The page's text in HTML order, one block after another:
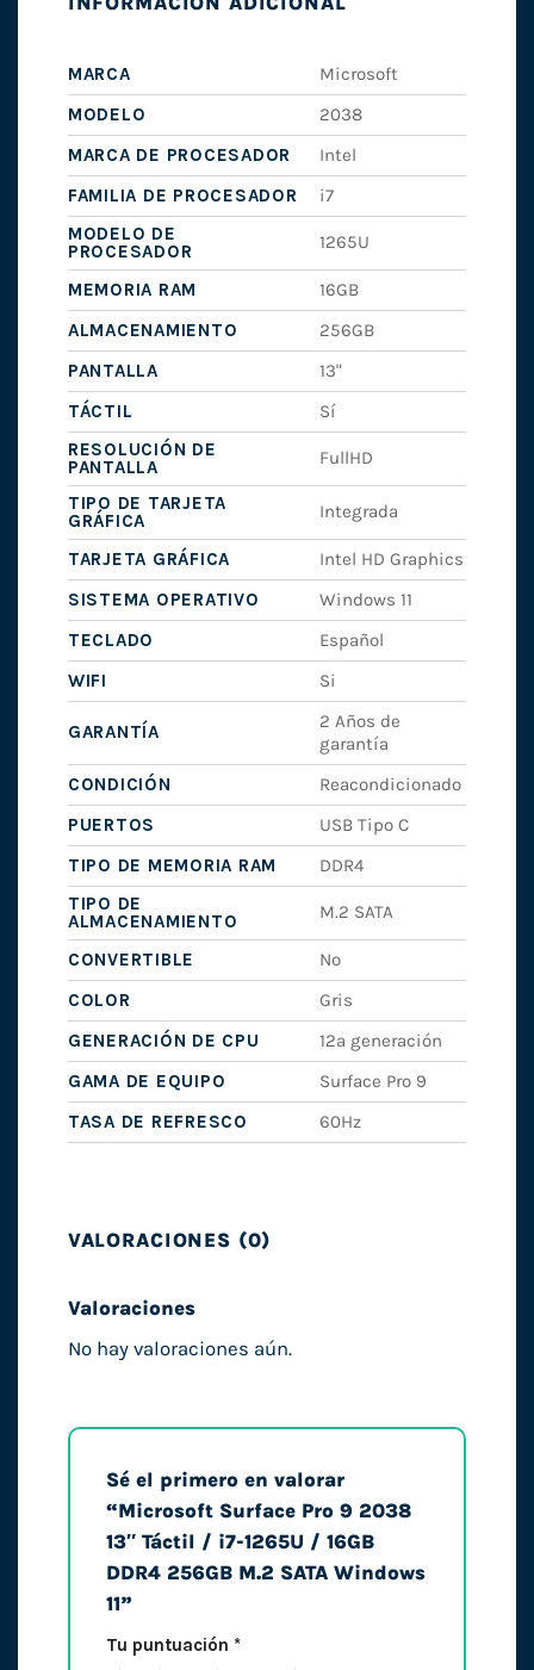
MARCA
Microsoft
MODELO
2038
MARCA DE PROCESADOR
Intel
FAMILIA DE PROCESADOR
i7
MODELO DE
PROCESADOR
1265U
MEMORIA RAM
16GB
ALMACENAMIENTO
256GB
PANTALLA
13"
TÁCTIL
Sí
RESOLUCIÓN DE
PANTALLA
FullHD
TIPO DE TARJETA
GRÁFICA
Integrada
TARJETA GRÁFICA
Intel HD Graphics
SISTEMA OPERATIVO
Windows 11
TECLADO
Español
WIFI
Si
GARANTÍA
2 Años de
garantía
CONDICIÓN
Reacondicionado
PUERTOS
USB Tipo C
TIPO DE MEMORIA RAM
DDR4
TIPO DE
ALMACENAMIENTO
M.2 SATA
CONVERTIBLE
No
COLOR
Gris
GENERACIÓN DE CPU
12ª generación
GAMA DE EQUIPO
Surface Pro 9
TASA DE REFRESCO
60Hz
VALORACIONES (0)
Valoraciones
No hay valoraciones aún.
Sé el primero en valorar
“Microsoft Surface Pro 9 2038
13″ Táctil / i7-1265U / 16GB
DDR4 256GB M.2 SATA Windows
11”
Tu puntuación *